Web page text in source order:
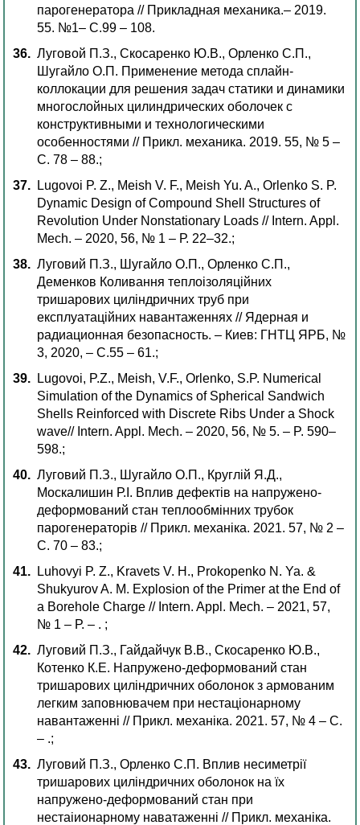
парогенератора // Прикладная механика.– 2019.
55. №1– С.99 – 108.
Луговой П.З., Скосаренко Ю.В., Орленко С.П.,
Шугайло О.П. Применение метода сплайн-
коллокации для решения задач статики и динамики
многослойных цилиндрических оболочек с
конструктивными и технологическими
особенностями // Прикл. механика. 2019. 55, № 5 –
С. 78 – 88.;
Lugovoi P. Z., Meish V. F., Meish Yu. A., Orlenko S. P.
Dynamic Design of Compound Shell Structures of
Revolution Under Nonstationary Loads // Intern. Appl.
Mech. – 2020, 56, № 1 – Р. 22–32.;
Луговий П.З., Шугайло О.П., Орленко С.П.,
Деменков Коливання теплоізоляційних
тришарових циліндричних труб при
експлуатаційних навантаженнях // Ядерная и
радиационная безопасность. – Киев: ГНТЦ ЯРБ, №
3, 2020, – С.55 – 61.;
Lugovoi, P.Z., Meish, V.F., Orlenko, S.P. Numerical
Simulation of the Dynamics of Spherical Sandwich
Shells Reinforced with Discrete Ribs Under a Shock
wave// Intern. Appl. Mech. – 2020, 56, № 5. – P. 590–
598.;
Луговий П.З., Шугайло О.П., Круглій Я.Д.,
Москалишин Р.І. Вплив дефектів на напружено-
деформований стан теплообмінних трубок
парогенераторів // Прикл. механіка. 2021. 57, № 2 –
С. 70 – 83.;
Luhovyi P. Z., Kravets V. H., Prokopenko N. Ya. &
Shukyurov A. M. Explosion of the Primer at the End of
a Borehole Charge // Intern. Appl. Mech. – 2021, 57,
№ 1 – Р. – . ;
Луговий П.З., Гайдайчук В.В., Скосаренко Ю.В.,
Котенко К.Е. Напружено-деформований стан
тришарових циліндричних оболонок з армованим
легким заповнювачем при нестаціонарному
навантаженні // Прикл. механіка. 2021. 57, № 4 – С.
– .;
Луговий П.З., Орленко С.П. Вплив несиметрії
тришарових циліндричних оболонок на їх
напружено-деформований стан при
нестаіионарному наватаженні // Прикл. механіка.